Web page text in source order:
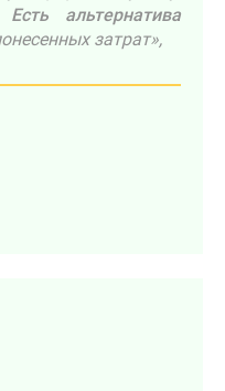
Есть альтернатива
затрат»,